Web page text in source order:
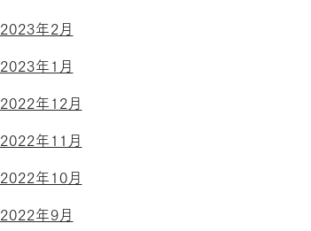
2023年2月
2023年1月
2022年12月
2022年11月
2022年10月
2022年9月